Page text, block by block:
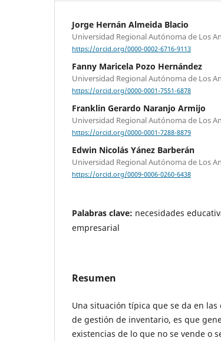
Jorge Hernán Almeida Blacio
Universidad Regional Autónoma de Los
https://orcid.org/0000-0002-6716-9113
Fanny Maricela Pozo Hernández
Universidad Regional Autónoma de Los
https://orcid.org/0000-0001-7551-6878
Franklin Gerardo Naranjo Armijo
Universidad Regional Autónoma de Los
https://orcid.org/0000-0001-7288-8879
Edwin Nicolás Yánez Barberán
Universidad Regional Autónoma de Los
https://orcid.org/0009-0006-0260-6438
Palabras clave: necesidades
empresarial
Resumen
Una situación típica que se da en
de gestión de inventario, es que
existencias de lo que no se vende o